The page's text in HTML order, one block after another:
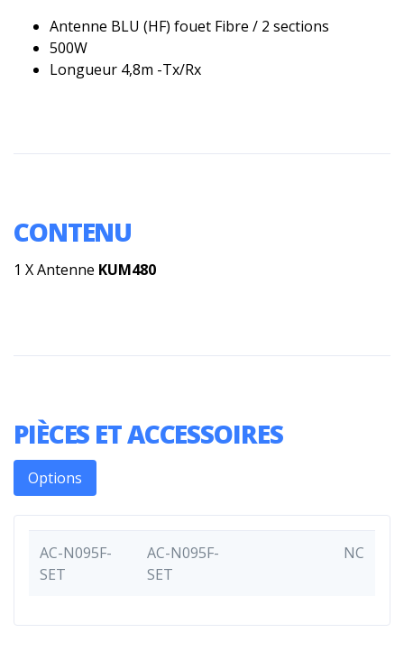
Antenne BLU (HF) fouet Fibre / 2 sections
500W
Longueur 4,8m -Tx/Rx
CONTENU
1 X Antenne KUM480
PIÈCES ET ACCESSOIRES
Options
AC-N095F-
SET
AC-N095F-
SET
NC